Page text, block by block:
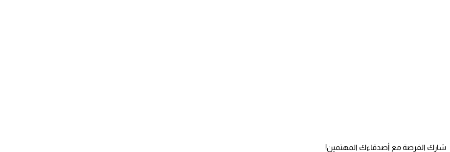
شارك الفرصة مع أصدقاءك المهتمين!